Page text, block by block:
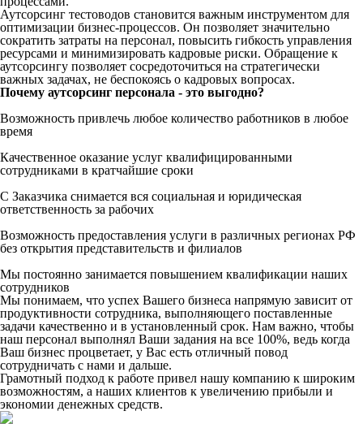
Аутсорсинг тестоводов становится важным инструментом для
оптимизации бизнес-процессов. Он позволяет значительно
сократить затраты на персонал, повысить гибкость управления
ресурсами и минимизировать кадровые риски. Обращение к
аутсорсингу позволяет сосредоточиться на стратегически
важных задачах, не беспокоясь о кадровых вопросах.
Почему аутсорсинг персонала - это выгодно?
Возможность привлечь любое количество работников в любое
время
Качественное оказание услуг квалифицированными
сотрудниками в кратчайшие сроки
С Заказчика снимается вся социальная и юридическая
ответственность за рабочих
Возможность предоставления услуги в различных регионах РФ
без открытия представительств и филиалов
Мы постоянно занимается повышением квалификации наших
сотрудников
Мы понимаем, что успех Вашего бизнеса напрямую зависит от
продуктивности сотрудника, выполняющего поставленные
задачи качественно и в установленный срок. Нам важно, чтобы
наш персонал выполнял Ваши задания на все 100%, ведь когда
Ваш бизнес процветает, у Вас есть отличный повод
сотрудничать с нами и дальше.
Грамотный подход к работе привел нашу компанию к широким
возможностям, а наших клиентов к увеличению прибыли и
экономии денежных средств.